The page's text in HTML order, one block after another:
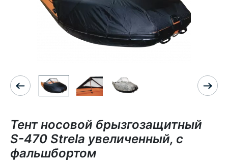
Тент носовой брызгозащитный
S-470 Strela увеличенный, с
фальшбортом